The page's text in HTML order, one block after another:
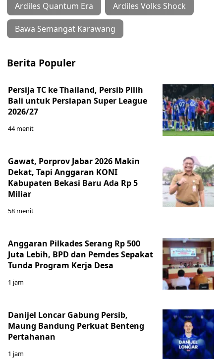
Ardiles Quantum Era Ardiles Volks Shock
Bawa Semangat Karawang
Berita Populer
Persija TC ke Thailand, Persib Pilih
Bali untuk Persiapan Super League
2026/27
44 menit
Gawat, Porprov Jabar 2026 Makin
Dekat, Tapi Anggaran KONI
Kabupaten Bekasi Baru Ada Rp 5
Miliar
58 menit
Anggaran Pilkades Serang Rp 500
Juta Lebih, BPD dan Pemdes Sepakat
Tunda Program Kerja Desa
1 jam
Danijel Loncar Gabung Persib,
Maung Bandung Perkuat Benteng
Pertahanan
1 jam